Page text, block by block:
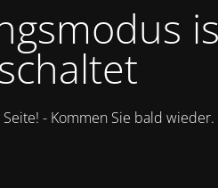
- Kommen Sie bald wieder.